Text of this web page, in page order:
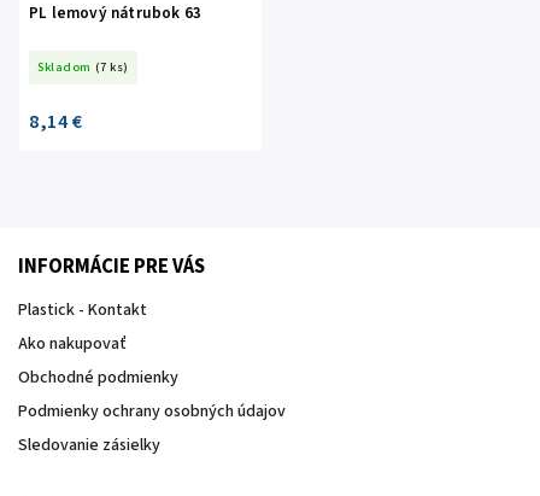
PL lemový nátrubok 63
Skladom (7 ks)
8,14 €
INFORMÁCIE PRE VÁS
Plastick - Kontakt
Ako nakupovať
Obchodné podmienky
Podmienky ochrany osobných údajov
Sledovanie zásielky